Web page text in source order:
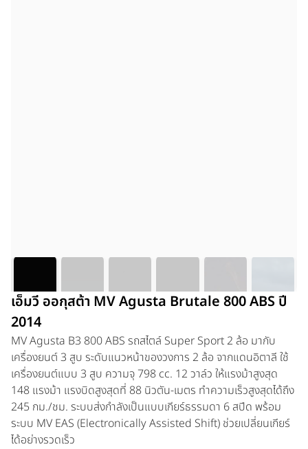
เอ็มวี ออกุสต้า MV Agusta Brutale 800 ABS ปี
2014
MV Agusta B3 800 ABS รถสไตล์ Super Sport 2 ล้อ มากับ
เครื่องยนต์ 3 สูบ ระดับแนวหน้าของวงการ 2 ล้อ จากแดนอิตาลี ใช้
เครื่องยนต์แบบ 3 สูบ ความจุ 798 cc. 12 วาล์ว ให้แรงม้าสูงสุด
148 แรงม้า แรงบิดสูงสุดที่ 88 นิวตัน-เมตร ทำความเร็วสูงสุดได้ถึง
245 กม./ชม. ระบบส่งกำลังเป็นแบบเกียร์ธรรมดา 6 สปีด พร้อม
ระบบ MV EAS (Electronically Assisted Shift) ช่วยเปลี่ยนเกียร์
ได้อย่างรวดเร็ว